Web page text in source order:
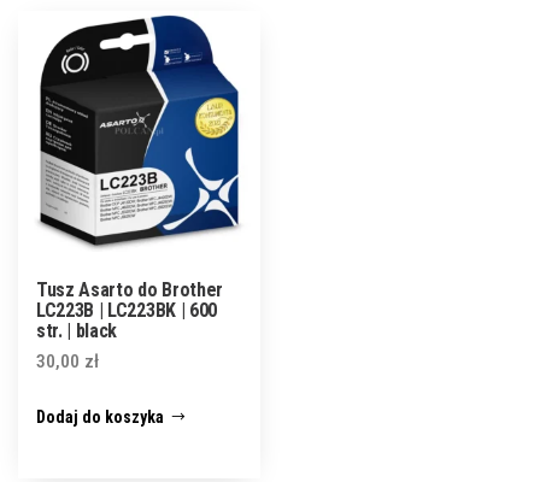
Tusz Asarto do Brother
LC223B | LC223BK | 600
str. | black
30,00 zł
Dodaj do koszyka